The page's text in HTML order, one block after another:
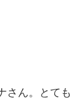
さん。とても